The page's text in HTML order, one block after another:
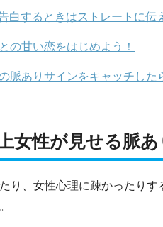
白するときはストレートに伝
の甘い恋をはじめよう！
脈ありサインをキャッチした
女性が見せる脈
り、女性心理に疎かったり